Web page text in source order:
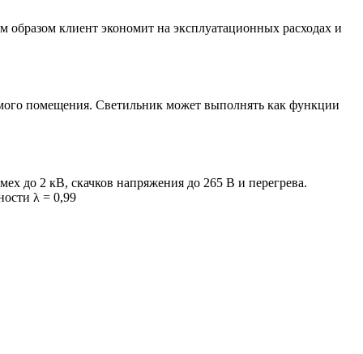
клиент экономит на эксплуатационных расходах и
помещения. Светильник может выполнять как функции
до 2 кВ, скачков напряжения до 265 В и перегрева.
λ = 0,99